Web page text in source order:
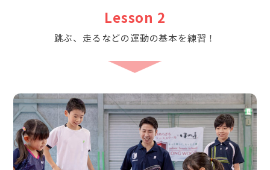
Lesson 2
跳ぶ、走るなどの運動の基本を練習！